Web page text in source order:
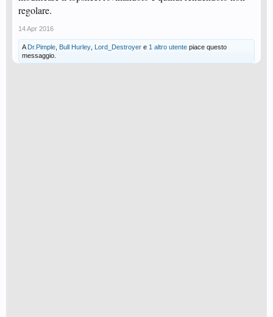
regolare.
14 Apr 2016
A Dr.Pimple Bull Hurley Lord_Destroyer e 1 altro utente piace questo
messaggio.